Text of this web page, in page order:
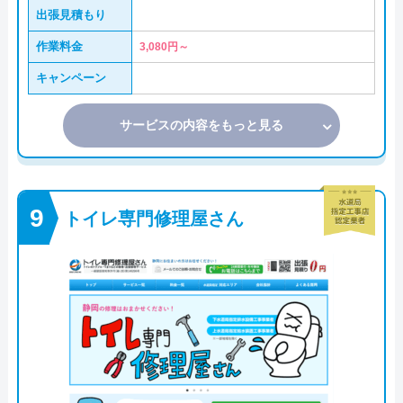
出張見積もり
作業料金 3,080円～
キャンペーン
サービスの内容をもっと見る
トイレ専門修理屋さん